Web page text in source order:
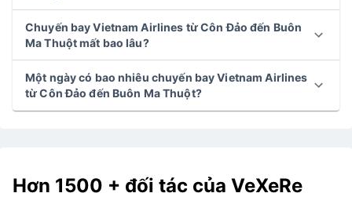
Chuyến bay Vietnam Airlines từ Côn Đảo đến Buôn
Ma Thuột mất bao lâu?
Một ngày có bao nhiêu chuyến bay Vietnam Airlines
từ Côn Đảo đến Buôn Ma Thuột?
Hơn 1500 + đối tác của VeXeRe